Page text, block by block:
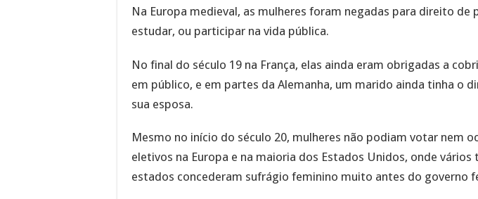
Na Europa medieval, as mulheres foram negadas para direito de
estudar, ou participar na vida pública.
No final do século 19 na França, elas ainda eram obrigadas a
em público, e em partes da Alemanha, um marido ainda tinha o
sua esposa.
Mesmo no início do século 20, mulheres não podiam votar nem
eletivos na Europa e na maioria dos Estados Unidos, onde
estados concederam sufrágio feminino muito antes do governo